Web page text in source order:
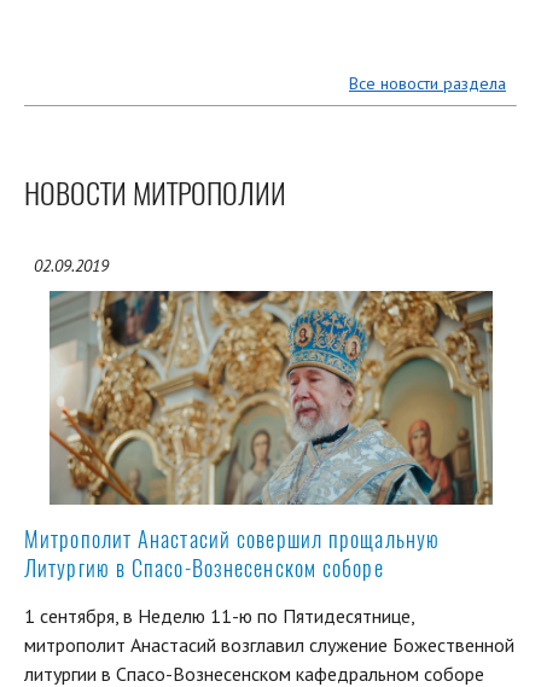
Все новости раздела
НОВОСТИ МИТРОПОЛИИ
02.09.2019
Митрополит Анастасий совершил прощальную
Литургию в Спасо-Вознесенском соборе
1 сентября, в Неделю 11-ю по Пятидесятнице,
митрополит Анастасий возглавил служение Божественной
литургии в Спасо-Вознесенском кафедральном соборе